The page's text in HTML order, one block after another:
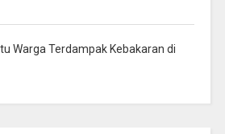
Warga Terdampak Kebakaran di